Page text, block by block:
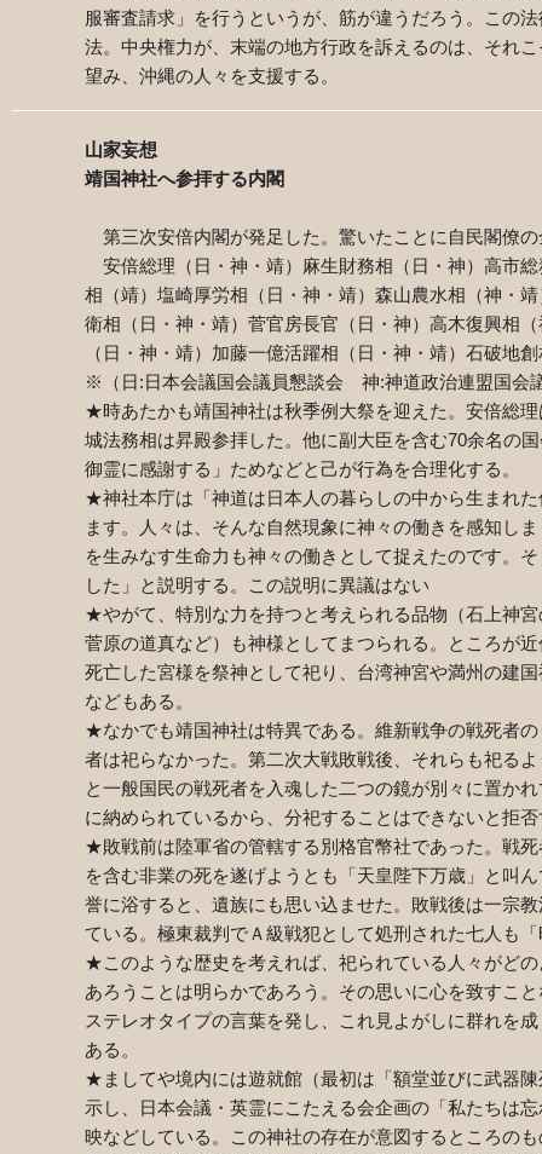
服審査請求」を行うというが、筋が違うだろう。この
法。中央権力が、末端の地方行政を訴えるのは、それ
望み、沖縄の人々を支援する。
山家妄想
靖国神社へ参拝する内閣
第三次安倍内閣が発足した。驚いたことに自民閣僚
安倍総理（日・神・靖）麻生財務相（日・神）高市
相（靖）塩崎厚労相（日・神・靖）森山農水相（神・
衛相（日・神・靖）菅官房長官（日・神）高木復興相
（日・神・靖）加藤一億活躍相（日・神・靖）石破地
※（日:日本会議国会議員懇談会 神:神道政治連盟国会
★時あたかも靖国神社は秋季例大祭を迎えた。安倍総
城法務相は昇殿参拝した。他に副大臣を含む70余名の
御霊に感謝する」ためなどと己が行為を合理化する。
★神社本庁は「神道は日本人の暮らしの中から生まれ
ます。人々は、そんな自然現象に神々の働きを感知し
を生みなす生命力も神々の働きとして捉えたのです。
した」と説明する。この説明に異議はない
★やがて、特別な力を持つと考えられる品物（石上神
菅原の道真など）も神様としてまつられる。ところが
死亡した宮様を祭神として祀り、台湾神宮や満州の建
などもある。
★なかでも靖国神社は特異である。維新戦争の戦死者
者は祀らなかった。第二次大戦敗戦後、それらも祀る
と一般国民の戦死者を入魂した二つの鏡が別々に置か
に納められているから、分祀することはできないと拒
★敗戦前は陸軍省の管轄する別格官幣社であった。戦
を含む非業の死を遂げようとも「天皇陛下万歳」と叫
誉に浴すると、遺族にも思い込ませた。敗戦後は一宗
ている。極東裁判でＡ級戦犯として処刑された七人も
★このような歴史を考えれば、祀られている人々がど
あろうことは明らかであろう。その思いに心を致すこ
ステレオタイプの言葉を発し、これ見よがしに群れを
ある。
★ましてや境内には遊就館（最初は「額堂並びに武器
示し、日本会議・英霊にこたえる会企画の「私たちは
映などしている。この神社の存在が意図するところの